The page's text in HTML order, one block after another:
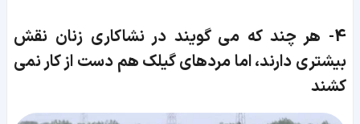
4-
هر چند که می گویند در نشاکاری زنان نقش
بیشتری دارند، اما مردهای گیلک هم دست از کار نمی
کشند